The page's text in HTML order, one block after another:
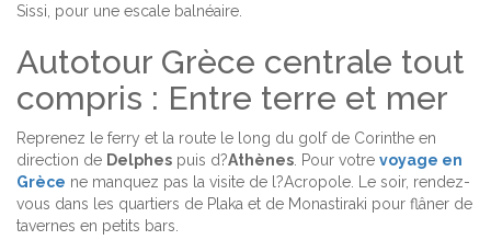
Sissi, pour une escale balnéaire.
Autotour Grèce centrale tout
compris : Entre terre et mer
Reprenez le ferry et la route le long du golf de Corinthe en
direction de Delphes puis d?Athènes. Pour votre voyage en
Grèce ne manquez pas la visite de l?Acropole. Le soir, rendez-
vous dans les quartiers de Plaka et de Monastiraki pour flâner de
tavernes en petits bars.